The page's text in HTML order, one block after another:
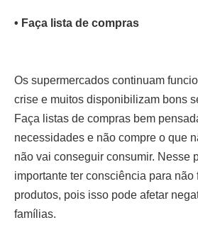
• Faça lista de compras
Os supermercados continuam
crise e muitos disponibilizam bons
Faça listas de compras bem
necessidades e não compre o que
não vai conseguir consumir. Nesse
importante ter consciência para não
produtos, pois isso pode afetar
famílias.